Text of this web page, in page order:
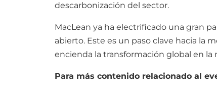
descarbonización del sector.
MacLean ya ha electrificado una gran
abierto. Este es un paso clave hacia la
encienda la transformación global en la
Para más contenido relacionado al